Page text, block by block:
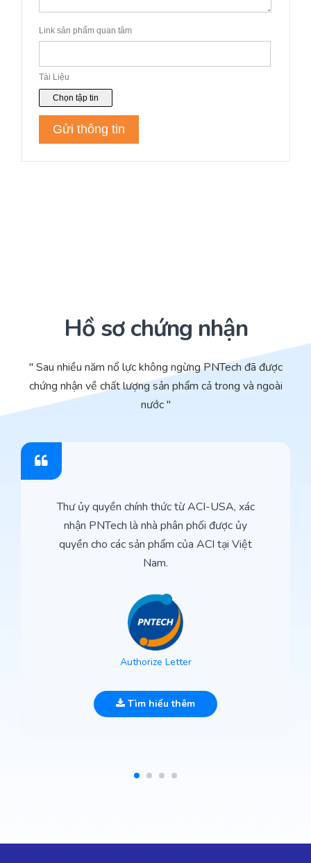
Hồ sơ chứng nhận
" Sau nhiều năm nổ lực không ngừng PNTech đã được
chứng nhận về chất lượng sản phẩm cả trong và ngoài
nước "
Thư ủy quyền chính thức từ ACI-USA, xác
nhận PNTech là nhà phân phối được ủy
quyền cho các sản phẩm của ACI tại Việt
Nam.
Authorize Letter
Tìm hiểu thêm